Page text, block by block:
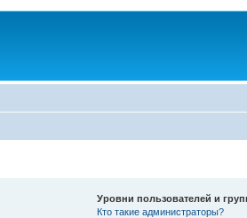
Уровни пользователей и
Кто такие администраторы?